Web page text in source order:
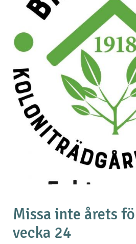
Missa inte årets
vecka 24